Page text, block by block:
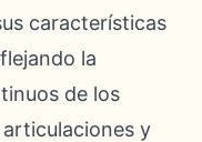
características
la
de los
y